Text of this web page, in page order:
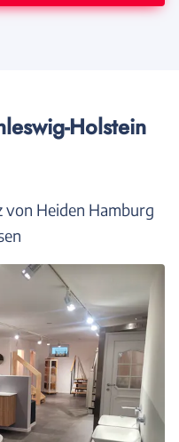
Holstein
Heiden Hamburg